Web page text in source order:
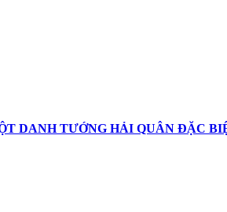
DANH TƯỚNG HẢI QUÂN ĐẶC